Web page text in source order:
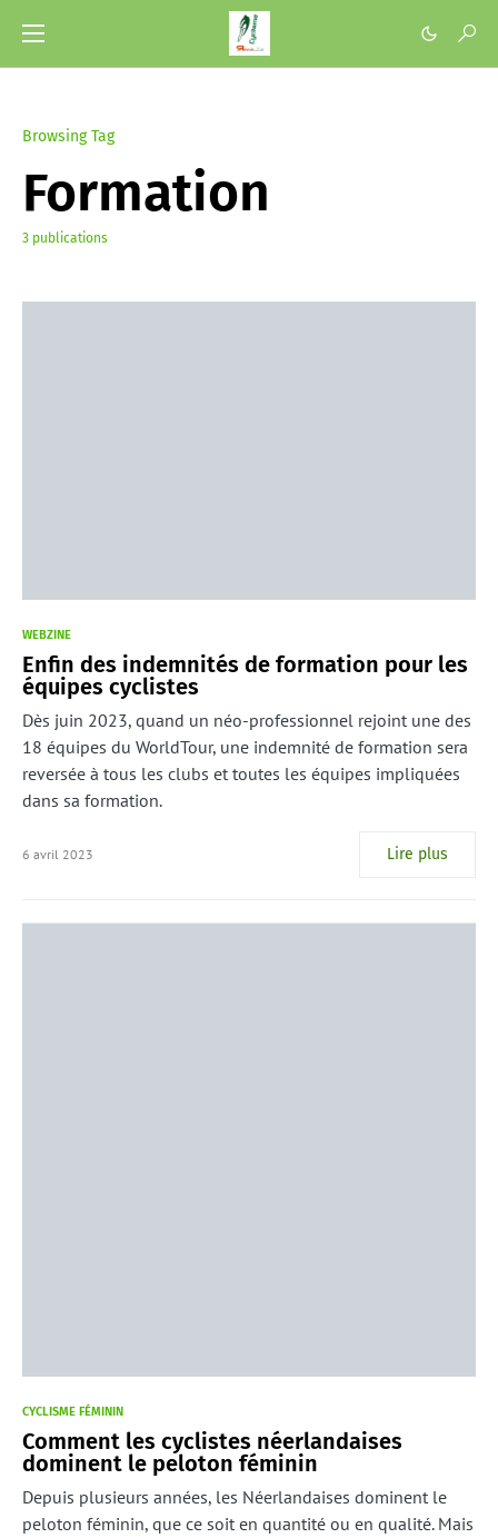
Browsing Tag
Formation
3 publications
WEBZINE
Enfin des indemnités de formation pour les
équipes cyclistes
Dès juin 2023, quand un néo-professionnel rejoint une des
18 équipes du WorldTour, une indemnité de formation sera
reversée à tous les clubs et toutes les équipes impliquées
dans sa formation.
6 avril 2023 Lire plus
CYCLISME FÉMININ
Comment les cyclistes néerlandaises
dominent le peloton féminin
Depuis plusieurs années, les Néerlandaises dominent le
peloton féminin, que ce soit en quantité ou en qualité. Mais